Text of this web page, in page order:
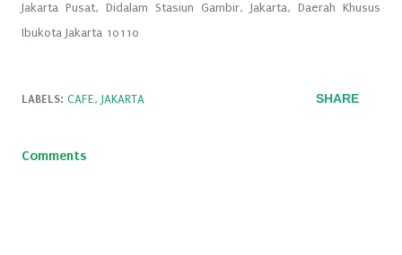
Jakarta Pusat, Didalam Stasiun Gambir, Jakarta, Daerah Khusus
Ibukota Jakarta 10110
LABELS: CAFE JAKARTA SHARE
Comments